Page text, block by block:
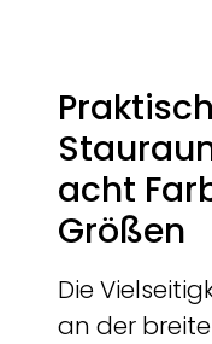
acht
Größen
Die
an der